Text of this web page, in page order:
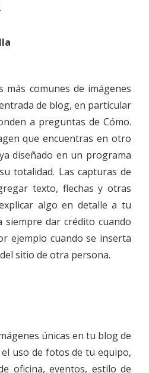
comunes de imágenes
de blog, en particular
a preguntas de Cómo.
que encuentras en otro
diseñado en un programa
totalidad. Las capturas de
texto, flechas y otras
algo en detalle a tu
siempre dar crédito cuando
ejemplo cuando se inserta
sitio de otra persona.
únicas en tu blog de
uso de fotos de tu equipo,
oficina, eventos, estilo de